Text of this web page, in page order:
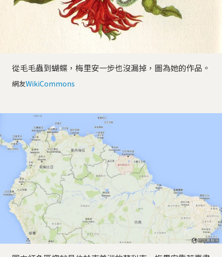
從毛毛蟲到蝴蝶，梅里安一步也沒漏掉，圖為她的作品。
網友WikiCommons